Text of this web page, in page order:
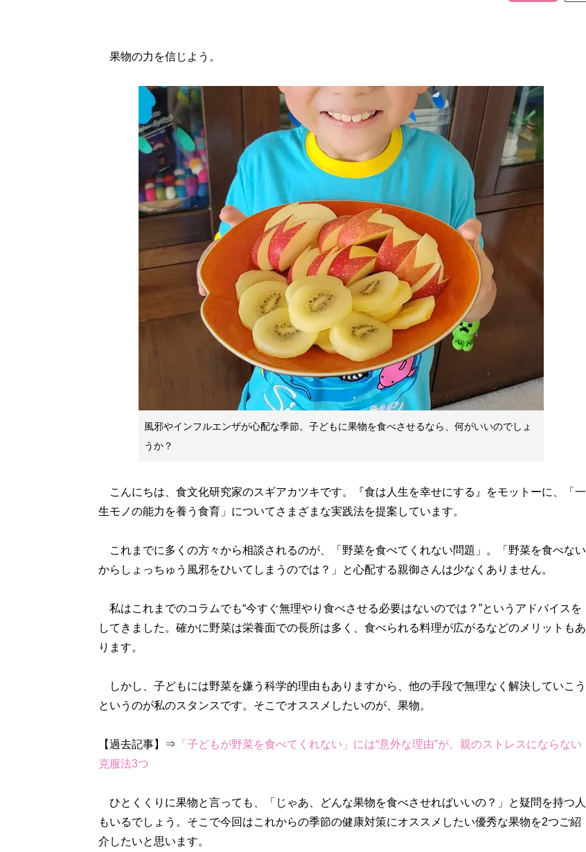
果物の力を信じよう。
風邪やインフルエンザが心配な季節。子どもに果物を食べさせるなら、何がいいのでしょ
うか？
こんにちは、食文化研究家のスギアカツキです。『食は人生を幸せにする』をモットーに、「一
生モノの能力を養う食育」についてさまざまな実践法を提案しています。
これまでに多くの方々から相談されるのが、「野菜を食べてくれない問題」。「野菜を食べない
からしょっちゅう風邪をひいてしまうのでは？」と心配する親御さんは少なくありません。
私はこれまでのコラムでも“今すぐ無理やり食べさせる必要はないのでは？”というアドバイスを
してきました。確かに野菜は栄養面での長所は多く、食べられる料理が広がるなどのメリットもあ
ります。
しかし、子どもには野菜を嫌う科学的理由もありますから、他の手段で無理なく解決していこう
というのが私のスタンスです。そこでオススメしたいのが、果物。
【過去記事】⇒ 「子どもが野菜を食べてくれない」には“意外な理由”が。親のストレスにならない
克服法3つ
ひとくくりに果物と言っても、「じゃあ、どんな果物を食べさせればいいの？」と疑問を持つ人
もいるでしょう。そこで今回はこれからの季節の健康対策にオススメしたい優秀な果物を2つご紹
介したいと思います。